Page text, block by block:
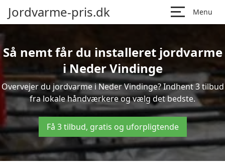
Jordvarme-pris.dk Menu
Så nemt får du installeret jordvarme
i Neder Vindinge
Overvejer du jordvarme i Neder Vindinge? Indhent 3 tilbud
fra lokale håndværkere og vælg det bedste.
Få 3 tilbud, gratis og uforpligtende